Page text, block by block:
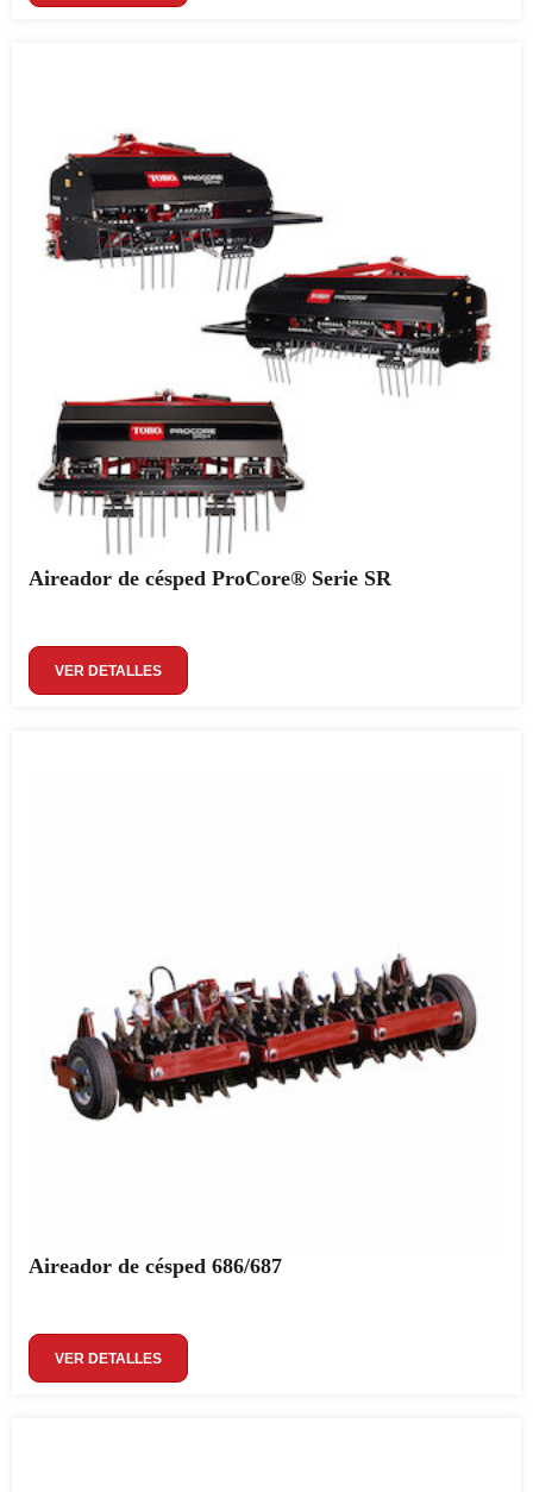
Aireador de césped ProCore® Serie SR
VER DETALLES
Aireador de césped 686/687
VER DETALLES